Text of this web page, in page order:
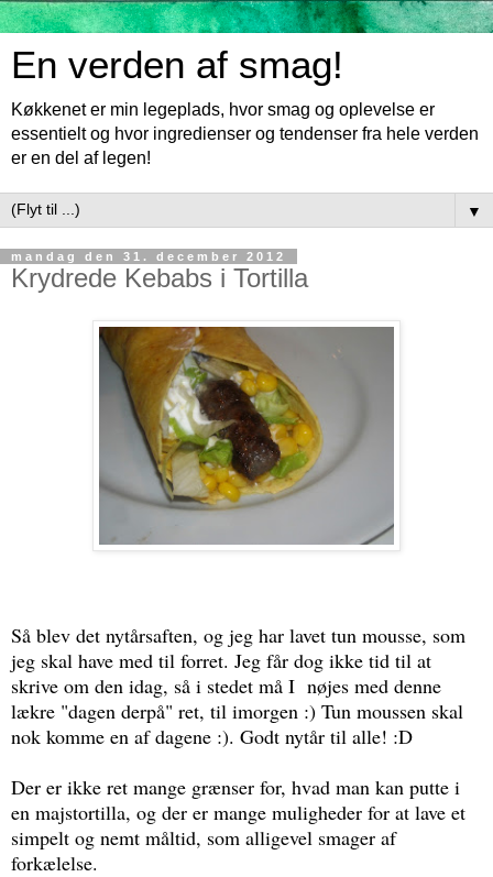
En verden af smag!
Køkkenet er min legeplads, hvor smag og oplevelse er
essentielt og hvor ingredienser og tendenser fra hele verden
er en del af legen!
▼
mandag den 31. december 2012
Krydrede Kebabs i Tortilla
Så blev det nytårsaften, og jeg har lavet tun mousse, som
jeg skal have med til forret. Jeg får dog ikke tid til at
skrive om den idag, så i stedet må I nøjes med denne
lækre "dagen derpå" ret, til imorgen :) Tun moussen skal
nok komme en af dagene :). Godt nytår til alle! :D
Der er ikke ret mange grænser for, hvad man kan putte i
en majstortilla, og der er mange muligheder for at lave et
simpelt og nemt måltid, som alligevel smager af
forkælelse.